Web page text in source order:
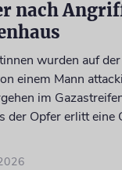
nach
wurden auf
einem Mann
im
der Opfer erlitt eine